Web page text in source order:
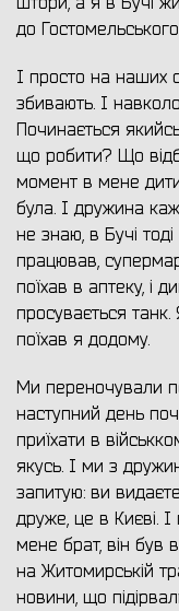
до
І просто на наших
збивають. І
Починається
що робити? Що
момент в мене
була. І дружина
не знаю, в Бучі
працював,
поїхав в аптеку, і
просувається
поїхав я додому.
Ми переночували
наступний день
приїхати в
якусь. І ми з
запитую: ви
друже, це в Києві.
мене брат, він був
на Житомирській
новини, що